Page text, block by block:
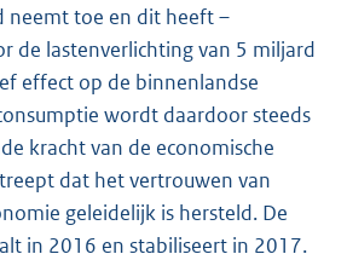
neemt toe en dit heeft –
de lastenverlichting van 5 miljard
effect op de binnenlandse
wordt daardoor steeds
kracht van de economische
dat het vertrouwen van
geleidelijk is hersteld. De
in 2016 en stabiliseert in 2017.